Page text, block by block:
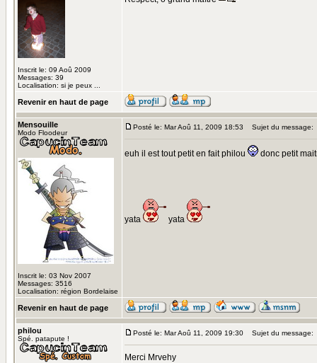
Inscrit le: 09 Aoû 2009
Messages: 39
Localisation: si je peux ...
Revenir en haut de page
Mensouille
Modo Floodeur
Inscrit le: 03 Nov 2007
Messages: 3516
Localisation: région Bordelaise
Posté le: Mar Aoû 11, 2009 18:53 Sujet du message:
euh il est tout petit en fait philou donc petit
yata yata
Revenir en haut de page
philou
Spé. patapute !
Posté le: Mar Aoû 11, 2009 19:30 Sujet du message:
Merci Mrvehy